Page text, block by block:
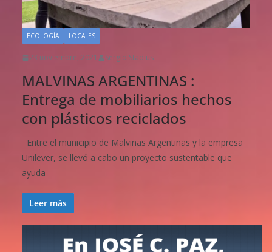
ECOLOGÍA LOCALES
23 noviembre, 2021 Sergio Stadius
MALVINAS ARGENTINAS :
Entrega de mobiliarios hechos
con plásticos reciclados
Entre el municipio de Malvinas Argentinas y la empresa
Unilever, se llevó a cabo un proyecto sustentable que
ayuda
Leer más